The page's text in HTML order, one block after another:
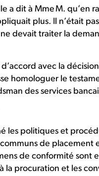
a dit à Mme M. qu’en
plus. Il n’était
devait traiter la
d’accord avec la
homologuer le
des services
les politiques et
de placement
de conformité sont
la procuration et les